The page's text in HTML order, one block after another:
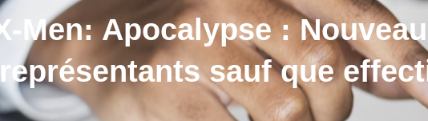
Men: Apocalypse :
sauf que